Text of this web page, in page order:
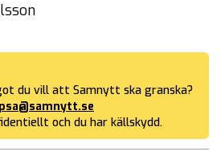
du vill att Samnytt ska granska?
och du har källskydd.